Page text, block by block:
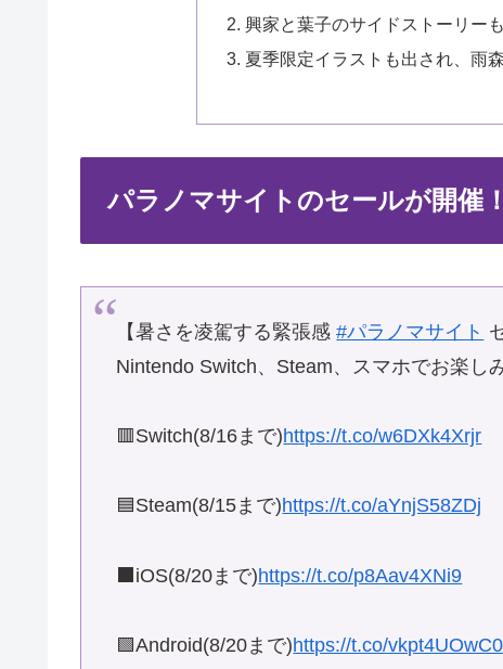
興家と葉子のサイドストーリー
夏季限定イラストも出され、雨
パラノマサイトのセールが開催
【暑さを凌駕する緊張感#パラノマサイト
Nintendo Switch、Steam、スマホでお楽し
🟥Switch(8/16まで)https://t.co/w6DXk4Xrjr
🟦Steam(8/15まで)https://t.co/aYnjS58ZDj
⬛️iOS(8/20まで)https://t.co/p8Aav4XNi9
🟩Android(8/20まで)https://t.co/vkpt4UOwC0